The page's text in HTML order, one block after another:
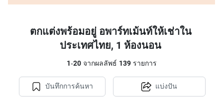
ตกแต่งพร้อมอยู่ อพาร์ทเม้นท์ให้เช่าใน
ประเทศไทย, 1 ห้องนอน
1-20จากผลลัพธ์ 139รายการ
บันทึกการค้นหา แบ่งปัน